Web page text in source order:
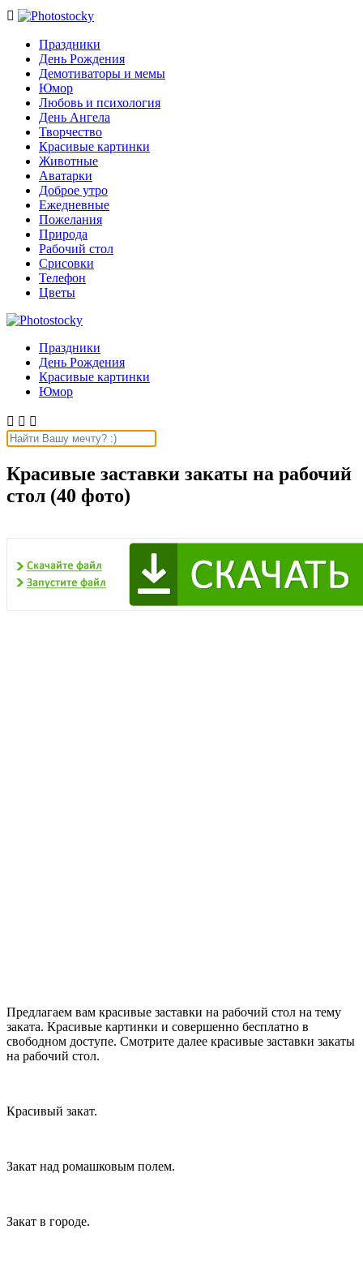

Праздники
День Рождения
Демотиваторы и мемы
Юмор
Любовь и психология
День Ангела
Творчество
Красивые картинки
Животные
Аватарки
Доброе утро
Ежедневные
Пожелания
Природа
Рабочий стол
Срисовки
Телефон
Цветы
Праздники
День Рождения
Красивые картинки
Юмор
  
Красивые заставки закаты на рабочий
стол (40 фото)
Предлагаем вам красивые заставки на рабочий стол на тему
заката. Красивые картинки и совершенно бесплатно в
свободном доступе. Смотрите далее красивые заставки закаты
на рабочий стол.
Красивый закат.
Закат над ромашковым полем.
Закат в городе.